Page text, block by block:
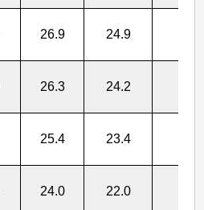
26.9 24.9
26.3 24.2
25.4 23.4
24.0 22.0